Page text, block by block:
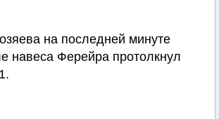
на последней минуте
навеса Ферейра протолкнул